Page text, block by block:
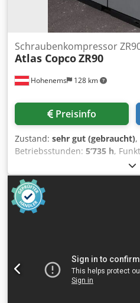
Hohenems 128 km
Schraubenkompressor
Atlas CopcoZR90
Preisinfo
Zustand: sehr gut (gebraucht),
Betriebsstunden: 5’735 h,
, Ölfreier
Copco ZR90 90 kW
m3/min Baujahr: 2012